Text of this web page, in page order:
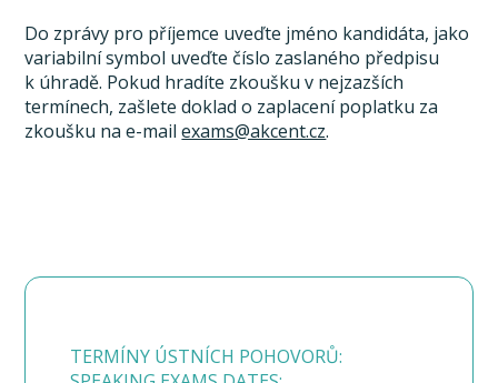
Do zprávy pro příjemce uveďte jméno kandidáta, jako
variabilní symbol uveďte číslo zaslaného předpisu
k úhradě. Pokud hradíte zkoušku v nejzazších
termínech, zašlete doklad o zaplacení poplatku za
zkoušku na e-mailexams@akcent.cz.
TERMÍNY ÚSTNÍCH POHOVORŮ: